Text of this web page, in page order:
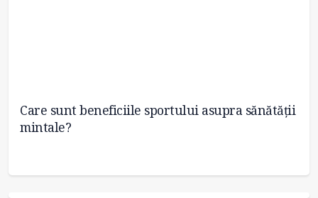
Care sunt beneficiile sportului asupra sănătății
mintale?